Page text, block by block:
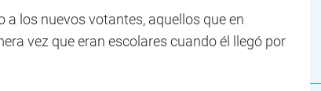
a los nuevos votantes, aquellos que en
vez que eran escolares cuando él llegó por